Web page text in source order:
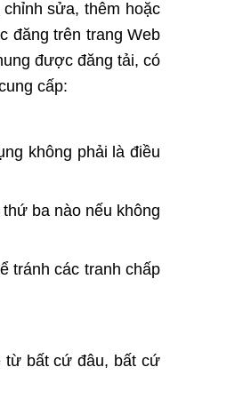
sửa, thêm hoặc
đăng trên trang Web
được đăng tải, có
cấp:
không phải là điều
ba nào nếu không
tránh các tranh chấp
từ bất cứ đâu, bất cứ